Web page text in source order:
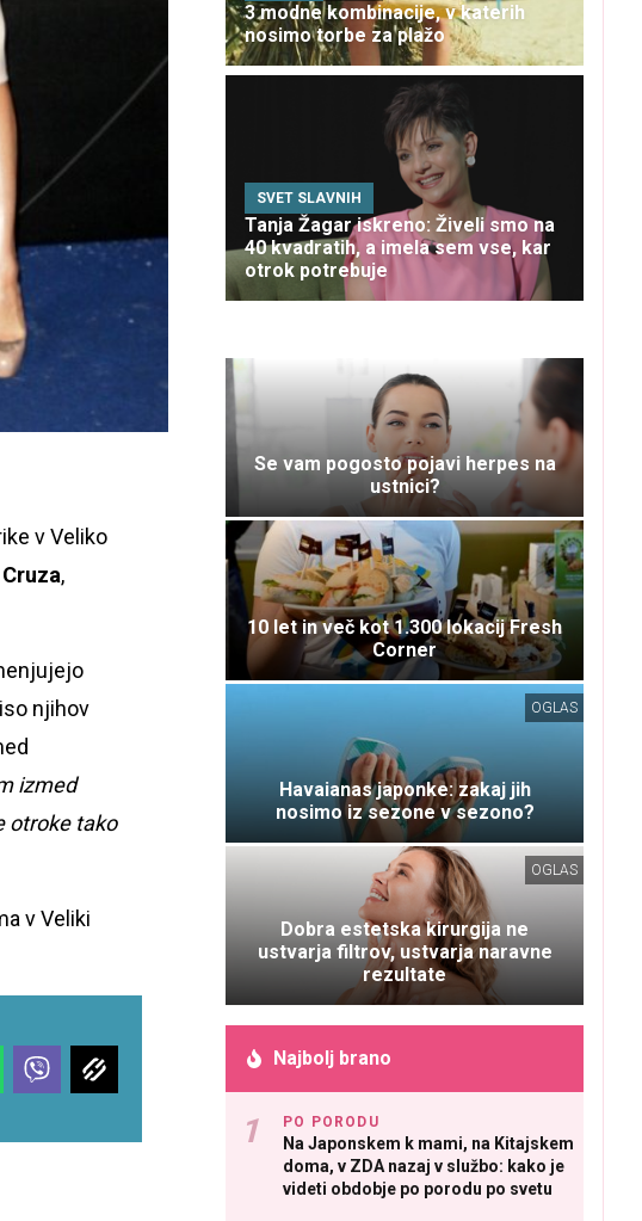
v Veliko
Cruza,
njihov
izmed
otroke tako
v Veliki
3 modne kombinacije, v katerih
nosimo torbe za plažo
SVET SLAVNIH
Tanja Žagar iskreno: Živeli smo na
40 kvadratih, a imela sem vse, kar
otrok potrebuje
Se vam pogosto pojavi herpes na
ustnici?
10 let in več kot 1.300 lokacij Fresh
Corner
OGLAS
Havaianas japonke: zakaj jih
nosimo iz sezone v sezono?
OGLAS
Dobra estetska kirurgija ne
ustvarja filtrov, ustvarja naravne
rezultate
Najbolj brano
PO PORODU
Na Japonskem k mami, na Kitajskem
doma, v ZDA nazaj v službo: kako je
videti obdobje po porodu po svetu